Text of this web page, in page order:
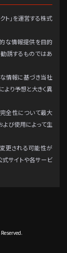
ト」を運営する株式
な情報提供を目的
誘するものではあ
情報に基づき当社
より予想と大きく異
全性について最大
よび使用によって生
更される可能性が
サイトや各サービ